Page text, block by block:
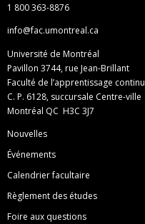
1 800 363-8876
info@fac.umontreal.ca
Université de Montréal
Pavillon 3744, rue Jean-Brillant
Faculté de l’apprentissage continu
C. P. 6128, succursale Centre-ville
Montréal QC H3C 3J7
Nouvelles
Événements
Calendrier facultaire
Règlement des études
Foire aux questions